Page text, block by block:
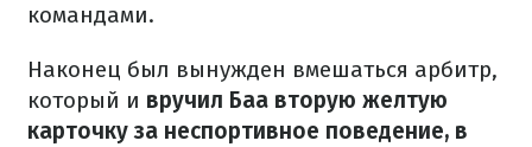
командами.
Наконец был вынужден вмешаться арбитр,
который и вручил Баа вторую желтую
карточку за неспортивное поведение, в